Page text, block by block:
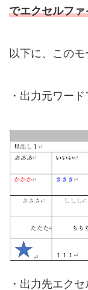
でエクセルフ
以下に、このモ
・出力元ワー
・出力先エク